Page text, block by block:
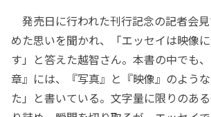
発売日に行われた刊行記念の記者会
めた思いを聞かれ、「エッセイは映像
す」と答えた越智さん。本書の中でも
章』には、『写真』と『映像』のよう
た」と書いている。文字量に限りのあ